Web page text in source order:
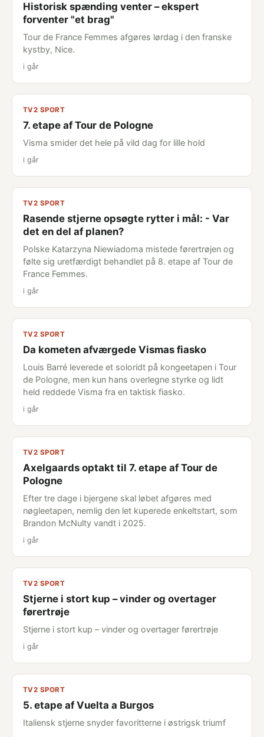
Historisk spænding venter – ekspert
forventer "et brag"
Tour de France Femmes afgøres lørdag i den franske
kystby, Nice.
i går
TV2 SPORT
7. etape af Tour de Pologne
Visma smider det hele på vild dag for lille hold
i går
TV2 SPORT
Rasende stjerne opsøgte rytter i mål: - Var
det en del af planen?
Polske Katarzyna Niewiadoma mistede førertrøjen og
følte sig uretfærdigt behandlet på 8. etape af Tour de
France Femmes.
i går
TV2 SPORT
Da kometen afværgede Vismas fiasko
Louis Barré leverede et soloridt på kongeetapen i Tour
de Pologne, men kun hans overlegne styrke og lidt
held reddede Visma fra en taktisk fiasko.
i går
TV2 SPORT
Axelgaards optakt til 7. etape af Tour de
Pologne
Efter tre dage i bjergene skal løbet afgøres med
nøgleetapen, nemlig den let kuperede enkeltstart, som
Brandon McNulty vandt i 2025.
i går
TV2 SPORT
Stjerne i stort kup – vinder og overtager
førertrøje
Stjerne i stort kup – vinder og overtager førertrøje
i går
TV2 SPORT
5. etape af Vuelta a Burgos
Italiensk stjerne snyder favoritterne i østrigsk triumf